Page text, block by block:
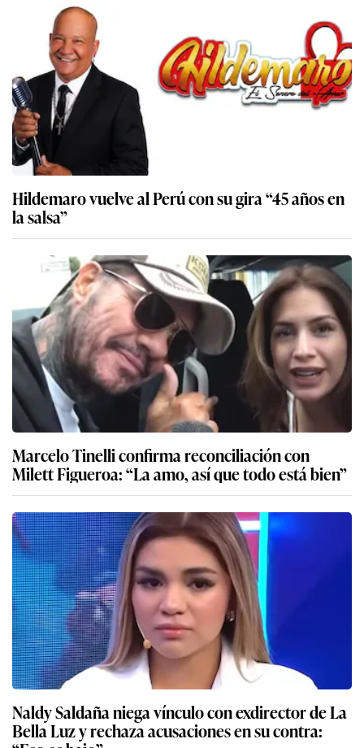
Hildemaro vuelve al Perú con su gira “45 años en
la salsa”
Marcelo Tinelli confirma reconciliación con
Milett Figueroa: “La amo, así que todo está bien”
Naldy Saldaña niega vínculo con exdirector de La
Bella Luz y rechaza acusaciones en su contra: